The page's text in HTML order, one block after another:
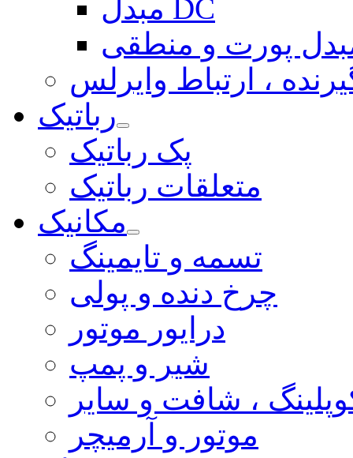
مبدل DC
پورت و منطقی
، ارتباط وایرلس
رباتیک
پک رباتیک
متعلقات رباتیک
مکانیک
تسمه و تایمینگ
چرخ دنده و پولی
درایور موتور
شیر و پمپ
، شافت و سایر
موتور و آرمیچر